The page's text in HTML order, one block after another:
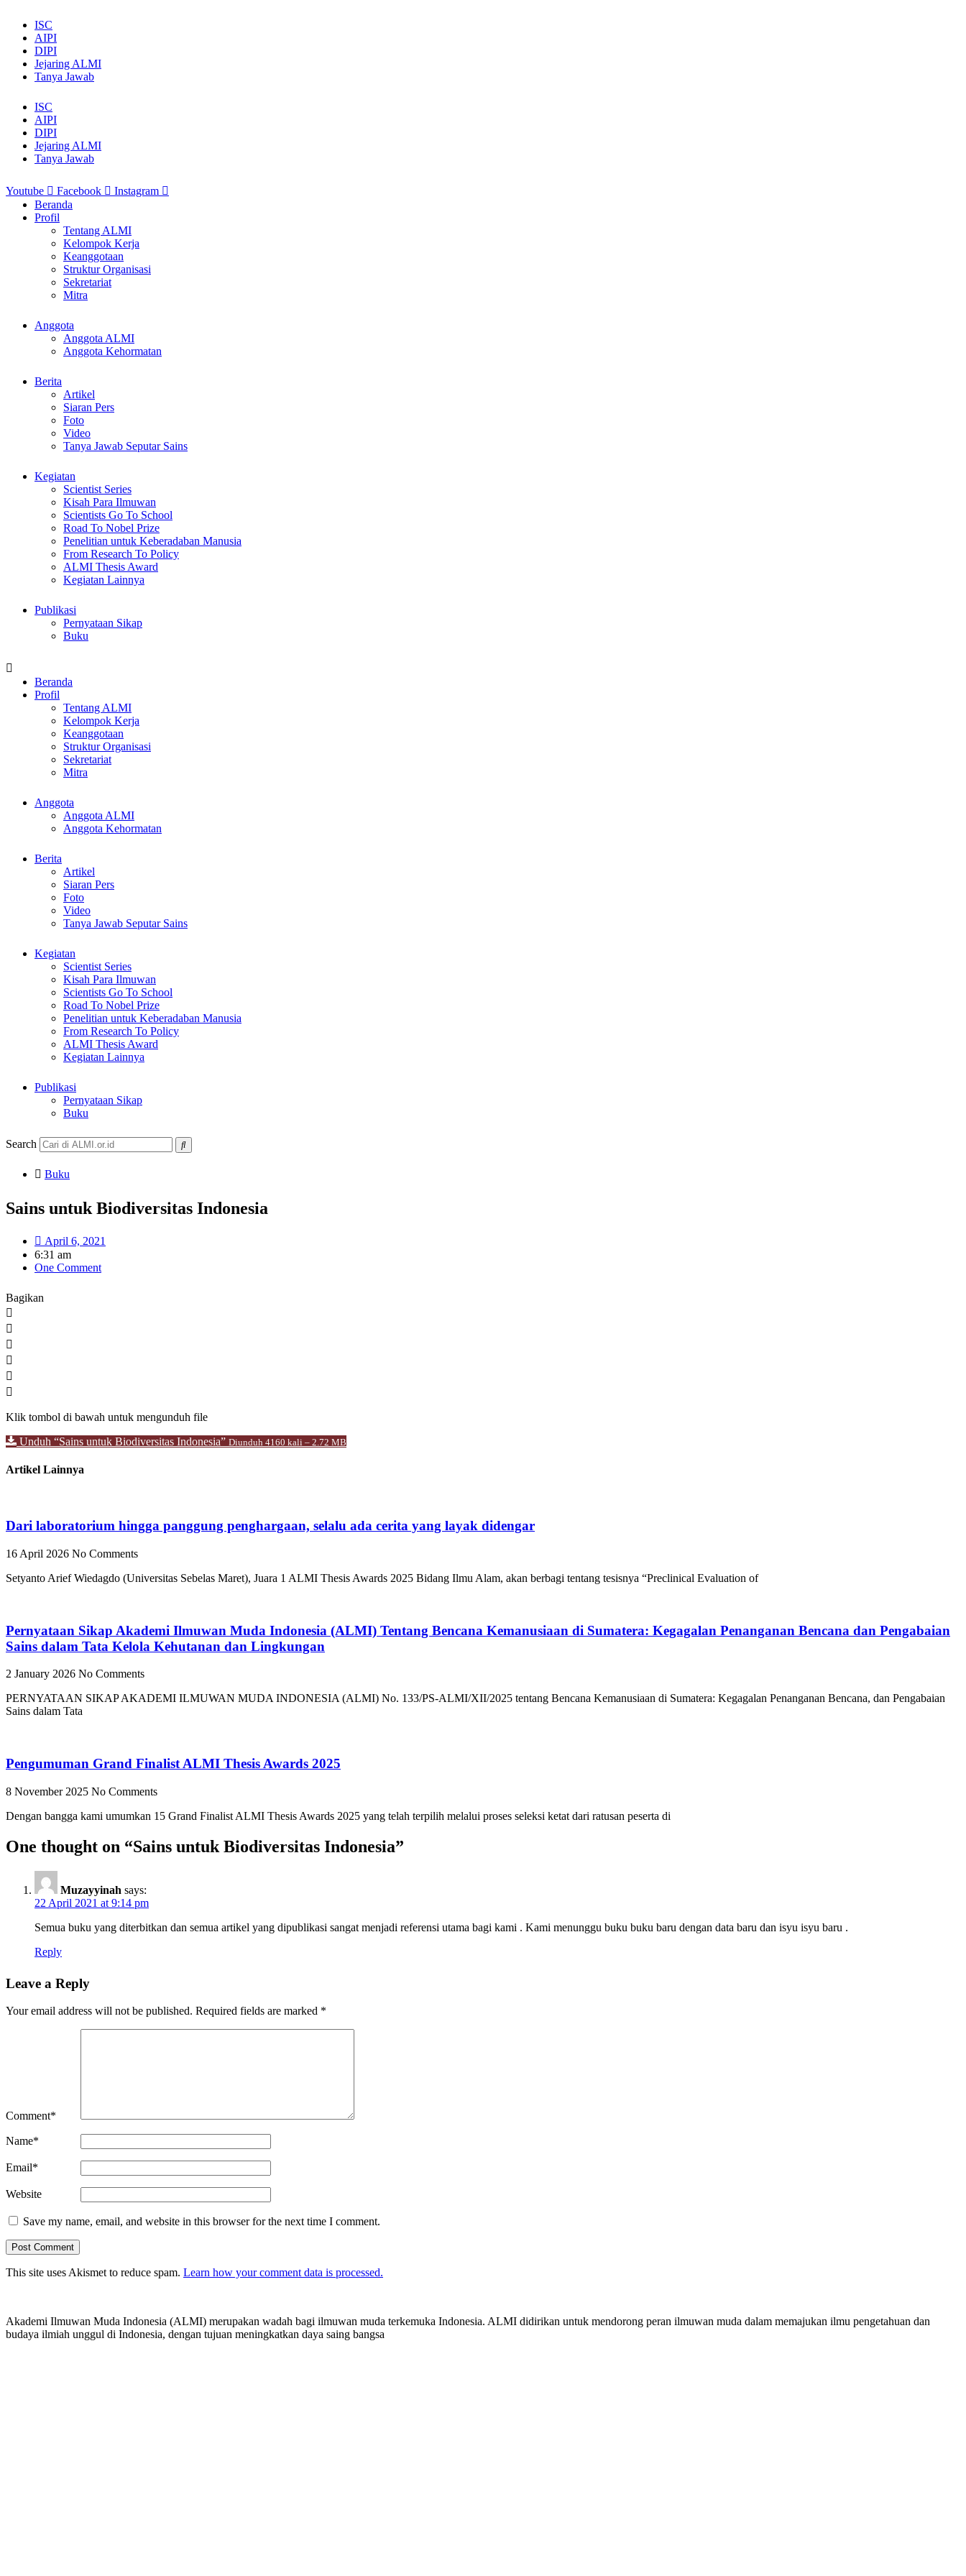
ISC
AIPI
DIPI
Jejaring ALMI
Tanya Jawab
ISC
AIPI
DIPI
Jejaring ALMI
Tanya Jawab
Youtube Facebook
Instagram
Beranda
Profil
Tentang ALMI
Kelompok Kerja
Keanggotaan
Struktur Organisasi
Sekretariat
Mitra
Anggota
Anggota ALMI
Anggota Kehormatan
Berita
Artikel
Siaran Pers
Foto
Video
Tanya Jawab Seputar Sains
Kegiatan
Scientist Series
Kisah Para Ilmuwan
Scientists Go To School
Road To Nobel Prize
Penelitian untuk Keberadaban Manusia
From Research To Policy
ALMI Thesis Award
Kegiatan Lainnya
Publikasi
Pernyataan Sikap
Buku
Beranda
Profil
Tentang ALMI
Kelompok Kerja
Keanggotaan
Struktur Organisasi
Sekretariat
Mitra
Anggota
Anggota ALMI
Anggota Kehormatan
Berita
Artikel
Siaran Pers
Foto
Video
Tanya Jawab Seputar Sains
Kegiatan
Scientist Series
Kisah Para Ilmuwan
Scientists Go To School
Road To Nobel Prize
Penelitian untuk Keberadaban Manusia
From Research To Policy
ALMI Thesis Award
Kegiatan Lainnya
Publikasi
Pernyataan Sikap
Buku
Search
Buku
Sains untuk Biodiversitas Indonesia
April 6, 2021
6:31 am
One Comment
Bagikan
Klik tombol di bawah untuk mengunduh file
Unduh “Sains untuk Biodiversitas Indonesia” Diunduh 4160 kali – 2.72 MB
Artikel Lainnya
Dari laboratorium hingga panggung penghargaan, selalu ada cerita yang layak didengar
16 April 2026 No Comments
Setyanto Arief Wiedagdo (Universitas Sebelas Maret), Juara 1 ALMI Thesis Awards 2025 Bidang Ilmu Alam, akan berbagi tentang tesisnya “Preclinical Evaluation of
Pernyataan Sikap Akademi Ilmuwan Muda Indonesia (ALMI) Tentang Bencana Kemanusiaan di Sumatera: Kegagalan Penanganan Bencana dan Pengabaian
Sains dalam Tata Kelola Kehutanan dan Lingkungan
2 January 2026 No Comments
PERNYATAAN SIKAP AKADEMI ILMUWAN MUDA INDONESIA (ALMI) No. 133/PS-ALMI/XII/2025 tentang Bencana Kemanusiaan di Sumatera: Kegagalan Penanganan Bencana, dan Pengabaian
Sains dalam Tata
Pengumuman Grand Finalist ALMI Thesis Awards 2025
8 November 2025 No Comments
Dengan bangga kami umumkan 15 Grand Finalist ALMI Thesis Awards 2025 yang telah terpilih melalui proses seleksi ketat dari ratusan peserta di
One thought on “Sains untuk Biodiversitas Indonesia”
Muzayyinah says:
22 April 2021 at 9:14 pm
Semua buku yang diterbitkan dan semua artikel yang dipublikasi sangat menjadi referensi utama bagi kami . Kami menunggu buku buku baru dengan data baru dan isyu isyu baru .
Reply
Leave a Reply
Your email address will not be published. Required fields are marked *
Comment*
Name*
Email*
Website
Save my name, email, and website in this browser for the next time I comment.
This site uses Akismet to reduce spam. Learn how your comment data is processed.
Akademi Ilmuwan Muda Indonesia (ALMI) merupakan wadah bagi ilmuwan muda terkemuka Indonesia. ALMI didirikan untuk mendorong peran ilmuwan muda dalam memajukan ilmu pengetahuan dan
budaya ilmiah unggul di Indonesia, dengan tujuan meningkatkan daya saing bangsa